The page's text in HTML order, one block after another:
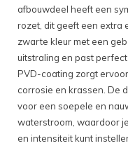
afbouwdeel heeft een
rozet, dit geeft een extra
zwarte kleur met een
uitstraling en past
PVD-coating zorgt
corrosie en krassen. De
voor een soepele en
waterstroom, waardoor
en intensiteit kunt